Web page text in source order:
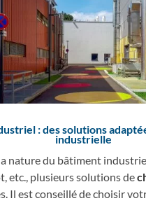
: des solutions
industrielle
nature du bâtiment
etc., plusieurs solutions de
Il est conseillé de choisir